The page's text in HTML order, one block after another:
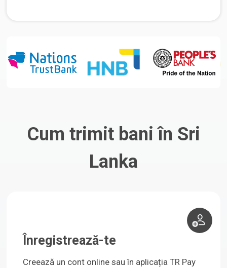
Cum trimit bani în Sri
Lanka
Înregistrează-te
Creează un cont online sau în aplicația TR Pay